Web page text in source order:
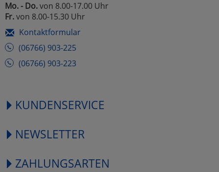
Mo. - Do.von 8.00-17.00 Uhr
Fr.von 8.00-15.30 Uhr
Kontaktformular
(06766) 903-225
(06766) 903-223
KUNDENSERVICE
NEWSLETTER
ZAHLUNGSARTEN